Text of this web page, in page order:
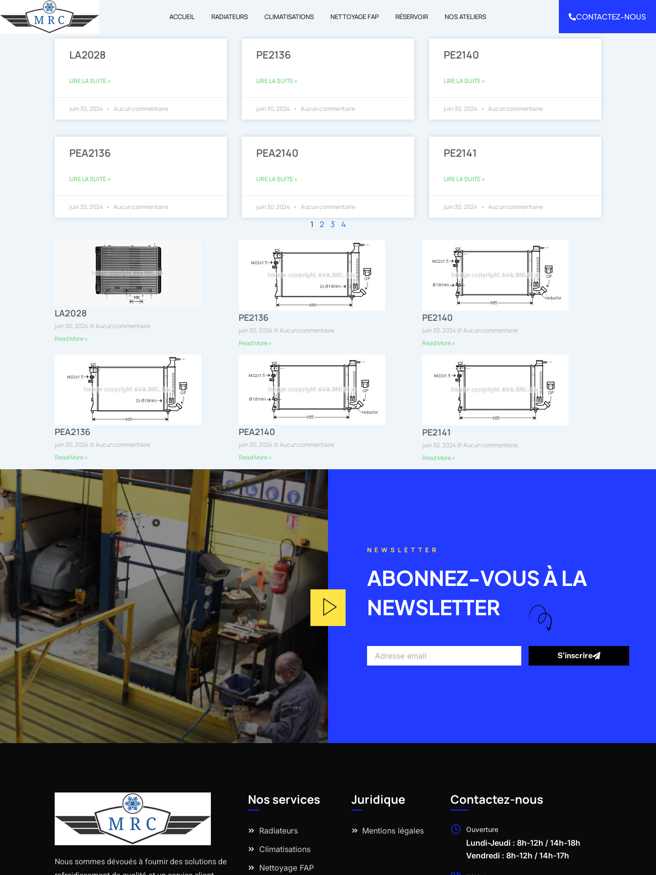
au
ACCUEIL RADIATEURS CLIMATISATIONS NETTOYAGE FAP RÉSERVOIR NOS ATELIERS CONTACTEZ-NOUS
LA2028
LIRE LA SUITE »
juin 30, 2024 Aucun commentaire
PE2136
LIRE LA SUITE »
juin 30, 2024 Aucun commentaire
PE2140
LIRE LA SUITE »
juin 30, 2024 Aucun commentaire
PEA2136
LIRE LA SUITE »
juin 30, 2024 Aucun commentaire
PEA2140
LIRE LA SUITE »
juin 30, 2024 Aucun commentaire
PE2141
LIRE LA SUITE »
juin 30, 2024 Aucun commentaire
1 2 3 4
LA2028
juin 30, 2024
Aucun commentaire
Read More »
PE2136
juin 30, 2024
Aucun commentaire
Read More »
PE2140
juin 30, 2024
Aucun commentaire
Read More »
PEA2136
juin 30, 2024
Aucun commentaire
Read More »
PEA2140
juin 30, 2024
Aucun commentaire
Read More »
PE2141
juin 30, 2024
Aucun commentaire
Read More »
NEWSLETTER
ABONNEZ-VOUS À LA
NEWSLETTER
email
S’inscrire
Nous sommes dévoués à fournir des solutions de
Nos services
Radiateurs
Climatisations
Nettoyage FAP
Juridique
Mentions légales
Contactez-nous
Ouverture
Lundi-Jeudi : 8h-12h / 14h-18h
Vendredi : 8h-12h / 14h-17h